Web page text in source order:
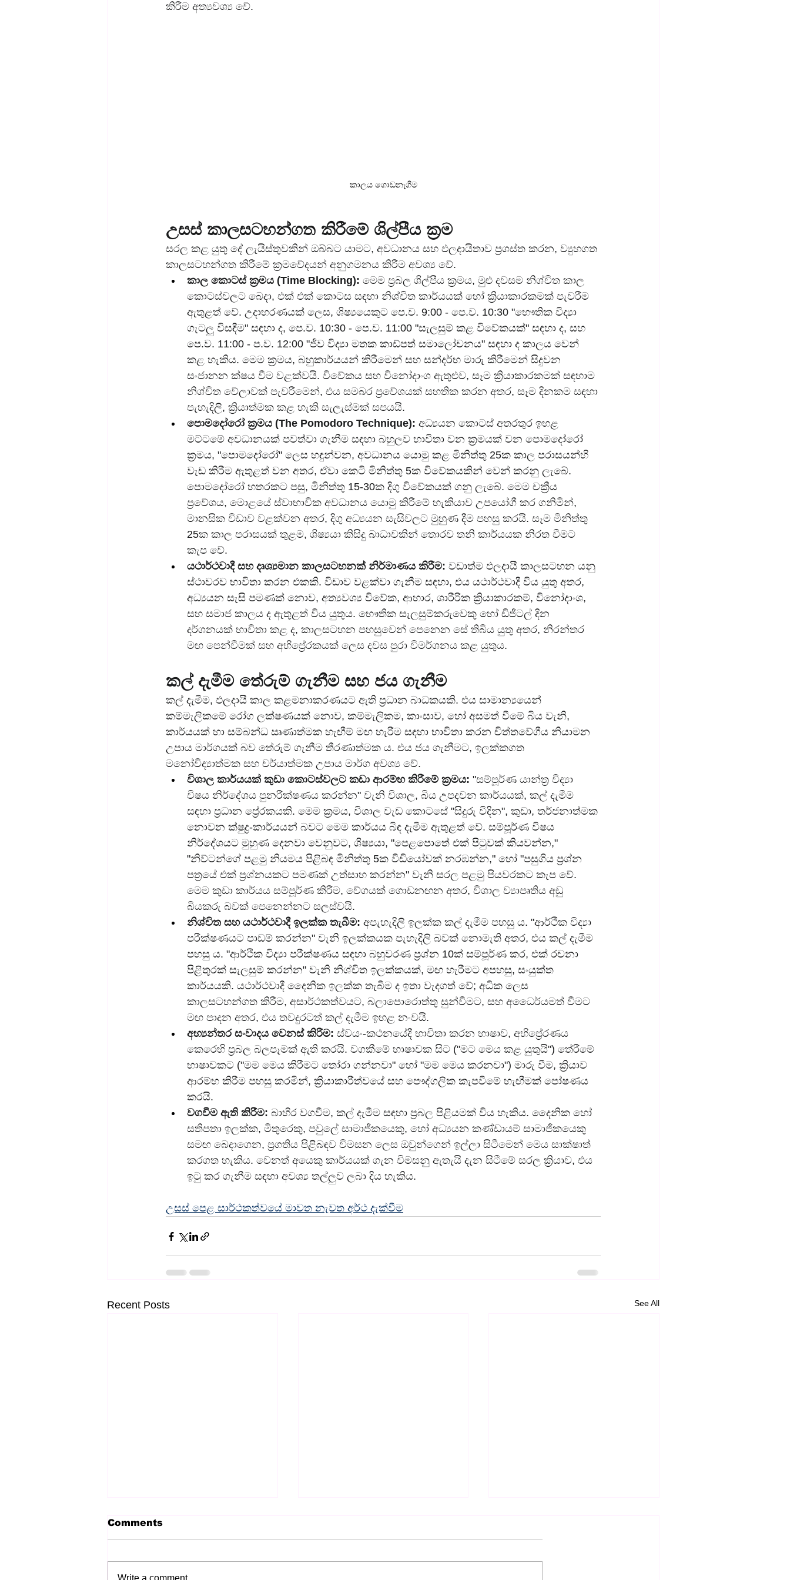
කිරීම අත්‍යවශ්‍ය වේ.
කාලය ගොඩනැගීම
උසස් කාලසටහන්ගත කිරීමේ ශිල්පීය ක්‍රම
සරල කළ යුතු දේ ලැයිස්තුවකින් ඔබ්බට යාමට, අවධානය සහ ඵලදායිතාව ප්‍රශස්ත කරන, ව්‍යුහගත
කාලසටහන්ගත කිරීමේ ක්‍රමවේදයන් අනුගමනය කිරීම අවශ්‍ය වේ.
කාල කොටස් ක්‍රමය (Time Blocking): මෙම ප්‍රබල ශිල්පීය ක්‍රමය, මුළු දවසම නිශ්චිත කාල
කොටස්වලට බෙදා, එක් එක් කොටස සඳහා නිශ්චිත කාර්යයක් හෝ ක්‍රියාකාරකමක් පැවරීම
ඇතුළත් වේ. උදාහරණයක් ලෙස, ශිෂ්‍යයෙකුට පෙ.ව. 9:00 - පෙ.ව. 10:30 "භෞතික විද්‍යා
ගැටලු විසඳීම" සඳහා ද, පෙ.ව. 10:30 - පෙ.ව. 11:00 "සැලසුම් කළ විවේකයක්" සඳහා ද, සහ
පෙ.ව. 11:00 - ප.ව. 12:00 "ජීව විද්‍යා මතක කාඩ්පත් සමාලෝචනය" සඳහා ද කාලය වෙන්
කළ හැකිය. මෙම ක්‍රමය, බහුකාර්යයන් කිරීමෙන් සහ සන්දර්භ මාරු කිරීමෙන් සිදුවන
සංජානන ක්ෂය වීම වළක්වයි. විවේකය සහ විනෝදාංශ ඇතුළුව, සෑම ක්‍රියාකාරකමක් සඳහාම
නිශ්චිත වේලාවක් පැවරීමෙන්, එය සමබර ප්‍රවේශයක් සහතික කරන අතර, සෑම දිනකම සඳහා
පැහැදිලි, ක්‍රියාත්මක කළ හැකි සැලැස්මක් සපයයි.
පොමදෝරෝ ක්‍රමය (The Pomodoro Technique): අධ්‍යයන කොටස් අතරතුර ඉහළ
මට්ටමේ අවධානයක් පවත්වා ගැනීම සඳහා බහුලව භාවිතා වන ක්‍රමයක් වන පොමදෝරෝ
ක්‍රමය, "පොමදෝරෝ" ලෙස හඳුන්වන, අවධානය යොමු කළ මිනිත්තු 25ක කාල පරාසයන්හි
වැඩ කිරීම ඇතුළත් වන අතර, ඒවා කෙටි මිනිත්තු 5ක විවේකයකින් වෙන් කරනු ලැබේ.
පොමදෝරෝ හතරකට පසු, මිනිත්තු 15-30ක දිගු විවේකයක් ගනු ලැබේ. මෙම චක්‍රීය
ප්‍රවේශය, මොළයේ ස්වාභාවික අවධානය යොමු කිරීමේ හැකියාව උපයෝගී කර ගනිමින්,
මානසික විඩාව වළක්වන අතර, දිගු අධ්‍යයන සැසිවලට මුහුණ දීම පහසු කරයි. සෑම මිනිත්තු
25ක කාල පරාසයක් තුළම, ශිෂ්‍යයා කිසිදු බාධාවකින් තොරව තනි කාර්යයක නිරත වීමට
කැප වේ.
යථාර්ථවාදී සහ දෘශ්‍යමාන කාලසටහනක් නිර්මාණය කිරීම: වඩාත්ම ඵලදායී කාලසටහන යනු
ස්ථාවරව භාවිතා කරන එකකි. විඩාව වළක්වා ගැනීම සඳහා, එය යථාර්ථවාදී විය යුතු අතර,
අධ්‍යයන සැසි පමණක් නොව, අත්‍යවශ්‍ය විවේක, ආහාර, ශාරීරික ක්‍රියාකාරකම්, විනෝදාංශ,
සහ සමාජ කාලය ද ඇතුළත් විය යුතුය. භෞතික සැලසුම්කරුවෙකු හෝ ඩිජිටල් දින
දර්ශනයක් භාවිතා කළ ද, කාලසටහන පහසුවෙන් පෙනෙන සේ තිබිය යුතු අතර, නිරන්තර
මඟ පෙන්වීමක් සහ අභිප්‍රේරකයක් ලෙස දවස පුරා විමර්ශනය කළ යුතුය.
කල් දැමීම තේරුම් ගැනීම සහ ජය ගැනීම
කල් දැමීම, ඵලදායී කාල කළමනාකරණයට ඇති ප්‍රධාන බාධකයකි. එය සාමාන්‍යයෙන්
කම්මැලිකමේ රෝග ලක්ෂණයක් නොව, කම්මැලිකම, කාංසාව, හෝ අසමත් වීමේ බිය වැනි,
කාර්යයක් හා සම්බන්ධ ඍණාත්මක හැඟීම් මඟ හැරීම සඳහා භාවිතා කරන චිත්තවේගීය නියාමන
උපාය මාර්ගයක් බව තේරුම් ගැනීම තීරණාත්මක ය. එය ජය ගැනීමට, ඉලක්කගත
මනෝවිද්‍යාත්මක සහ චර්යාත්මක උපාය මාර්ග අවශ්‍ය වේ.
විශාල කාර්යයක් කුඩා කොටස්වලට කඩා ආරම්භ කිරීමේ ක්‍රමය: "සම්පූර්ණ යාන්ත්‍ර විද්‍යා
විෂය නිර්දේශය පුනරීක්ෂණය කරන්න" වැනි විශාල, බිය උපදවන කාර්යයක්, කල් දැමීම
සඳහා ප්‍රධාන ප්‍රේරකයකි. මෙම ක්‍රමය, විශාල වැඩ කොටසේ "සිදුරු විදින", කුඩා, තර්ජනාත්මක
නොවන ක්ෂුද්‍ර-කාර්යයන් බවට මෙම කාර්යය බිඳ දැමීම ඇතුළත් වේ. සම්පූර්ණ විෂය
නිර්දේශයට මුහුණ දෙනවා වෙනුවට, ශිෂ්‍යයා, "පෙළපොතේ එක් පිටුවක් කියවන්න,"
"නිව්ටන්ගේ පළමු නියමය පිළිබඳ මිනිත්තු 5ක වීඩියෝවක් නරඹන්න," හෝ "පසුගිය ප්‍රශ්න
පත්‍රයේ එක් ප්‍රශ්නයකට පමණක් උත්සාහ කරන්න" වැනි සරල පළමු පියවරකට කැප වේ.
මෙම කුඩා කාර්යය සම්පූර්ණ කිරීම, වේගයක් ගොඩනඟන අතර, විශාල ව්‍යාපෘතිය අඩු
බියකරු බවක් පෙනෙන්නට සලස්වයි.
නිශ්චිත සහ යථාර්ථවාදී ඉලක්ක තැබීම: අපැහැදිලි ඉලක්ක කල් දැමීම පහසු ය. "ආර්ථික විද්‍යා
පරීක්ෂණයට පාඩම් කරන්න" වැනි ඉලක්කයක පැහැදිලි බවක් නොමැති අතර, එය කල් දැමීම
පහසු ය. "ආර්ථික විද්‍යා පරීක්ෂණය සඳහා බහුවරණ ප්‍රශ්න 10ක් සම්පූර්ණ කර, එක් රචනා
පිළිතුරක් සැලසුම් කරන්න" වැනි නිශ්චිත ඉලක්කයක්, මඟ හැරීමට අපහසු, සංයුක්ත
කාර්යයකි. යථාර්ථවාදී දෛනික ඉලක්ක තැබීම ද ඉතා වැදගත් වේ; අධික ලෙස
කාලසටහන්ගත කිරීම, අසාර්ථකත්වයට, බලාපොරොත්තු සුන්වීමට, සහ අධෛර්යමත් වීමට
මඟ පාදන අතර, එය තවදුරටත් කල් දැමීම ඉහළ නංවයි.
අභ්‍යන්තර සංවාදය වෙනස් කිරීම: ස්වයං-කථනයේදී භාවිතා කරන භාෂාව, අභිප්‍රේරණය
කෙරෙහි ප්‍රබල බලපෑමක් ඇති කරයි. වගකීමේ භාෂාවක සිට ("මට මෙය කළ යුතුයි") තේරීමේ
භාෂාවකට ("මම මෙය කිරීමට තෝරා ගන්නවා" හෝ "මම මෙය කරනවා") මාරු වීම, ක්‍රියාව
ආරම්භ කිරීම පහසු කරමින්, ක්‍රියාකාරීත්වයේ සහ පෞද්ගලික කැපවීමේ හැඟීමක් පෝෂණය
කරයි.
වගවීම ඇති කිරීම: බාහිර වගවීම, කල් දැමීම සඳහා ප්‍රබල පිළියමක් විය හැකිය. දෛනික හෝ
සතිපතා ඉලක්ක, මිතුරෙකු, පවුලේ සාමාජිකයෙකු, හෝ අධ්‍යයන කණ්ඩායම් සාමාජිකයෙකු
සමඟ බෙදාගෙන, ප්‍රගතිය පිළිබඳව විමසන ලෙස ඔවුන්ගෙන් ඉල්ලා සිටීමෙන් මෙය සාක්ෂාත්
කරගත හැකිය. වෙනත් අයෙකු කාර්යයක් ගැන විමසනු ඇතැයි දැන සිටීමේ සරල ක්‍රියාව, එය
ඉටු කර ගැනීම සඳහා අවශ්‍ය තල්ලුව ලබා දිය හැකිය.
උසස් පෙළ සාර්ථකත්වයේ මාවත නැවත අර්ථ දැක්වීම
Recent Posts See All
Comments
Write a comment...